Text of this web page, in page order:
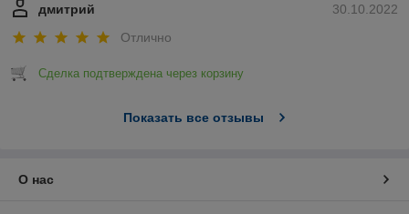
30.10.2022
дмитрий
Отлично
Сделка подтверждена через корзину
Показать все отзывы
О нас